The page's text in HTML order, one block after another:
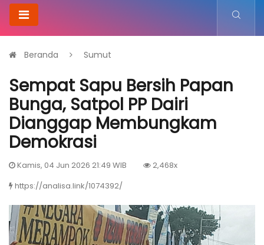
Beranda Sumut
Sempat Sapu Bersih Papan
Bunga, Satpol PP Dairi
Dianggap Membungkam
Demokrasi
Kamis, 04 Jun 2026 21:49 WIB
2,468x
https://analisa.link/1074392/